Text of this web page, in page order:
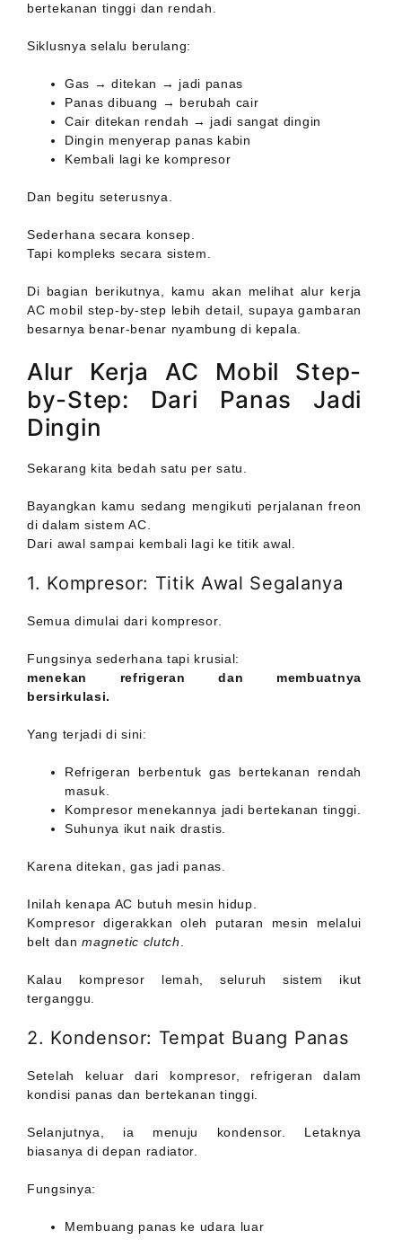
bertekanan tinggi dan rendah.
Siklusnya selalu berulang:
Gas → ditekan → jadi panas
Panas dibuang → berubah cair
Cair ditekan rendah → jadi sangat dingin
Dingin menyerap panas kabin
Kembali lagi ke kompresor
Dan begitu seterusnya.
Sederhana secara konsep.
Tapi kompleks secara sistem.
Di bagian berikutnya, kamu akan melihat alur kerja
AC mobil step-by-step lebih detail, supaya gambaran
besarnya benar-benar nyambung di kepala.
Alur Kerja AC Mobil Step-
by-Step: Dari Panas Jadi
Dingin
Sekarang kita bedah satu per satu.
Bayangkan kamu sedang mengikuti perjalanan freon
di dalam sistem AC.
Dari awal sampai kembali lagi ke titik awal.
1. Kompresor: Titik Awal Segalanya
Semua dimulai dari kompresor.
Fungsinya sederhana tapi krusial:
menekan refrigeran dan membuatnya
bersirkulasi.
Yang terjadi di sini:
Refrigeran berbentuk gas bertekanan rendah
masuk.
Kompresor menekannya jadi bertekanan tinggi.
Suhunya ikut naik drastis.
Karena ditekan, gas jadi panas.
Inilah kenapa AC butuh mesin hidup.
Kompresor digerakkan oleh putaran mesin melalui
belt danmagnetic clutch.
Kalau kompresor lemah, seluruh sistem ikut
terganggu.
2. Kondensor: Tempat Buang Panas
Setelah keluar dari kompresor, refrigeran dalam
kondisi panas dan bertekanan tinggi.
Selanjutnya, ia menuju kondensor. Letaknya
biasanya di depan radiator.
Fungsinya:
Membuang panas ke udara luar